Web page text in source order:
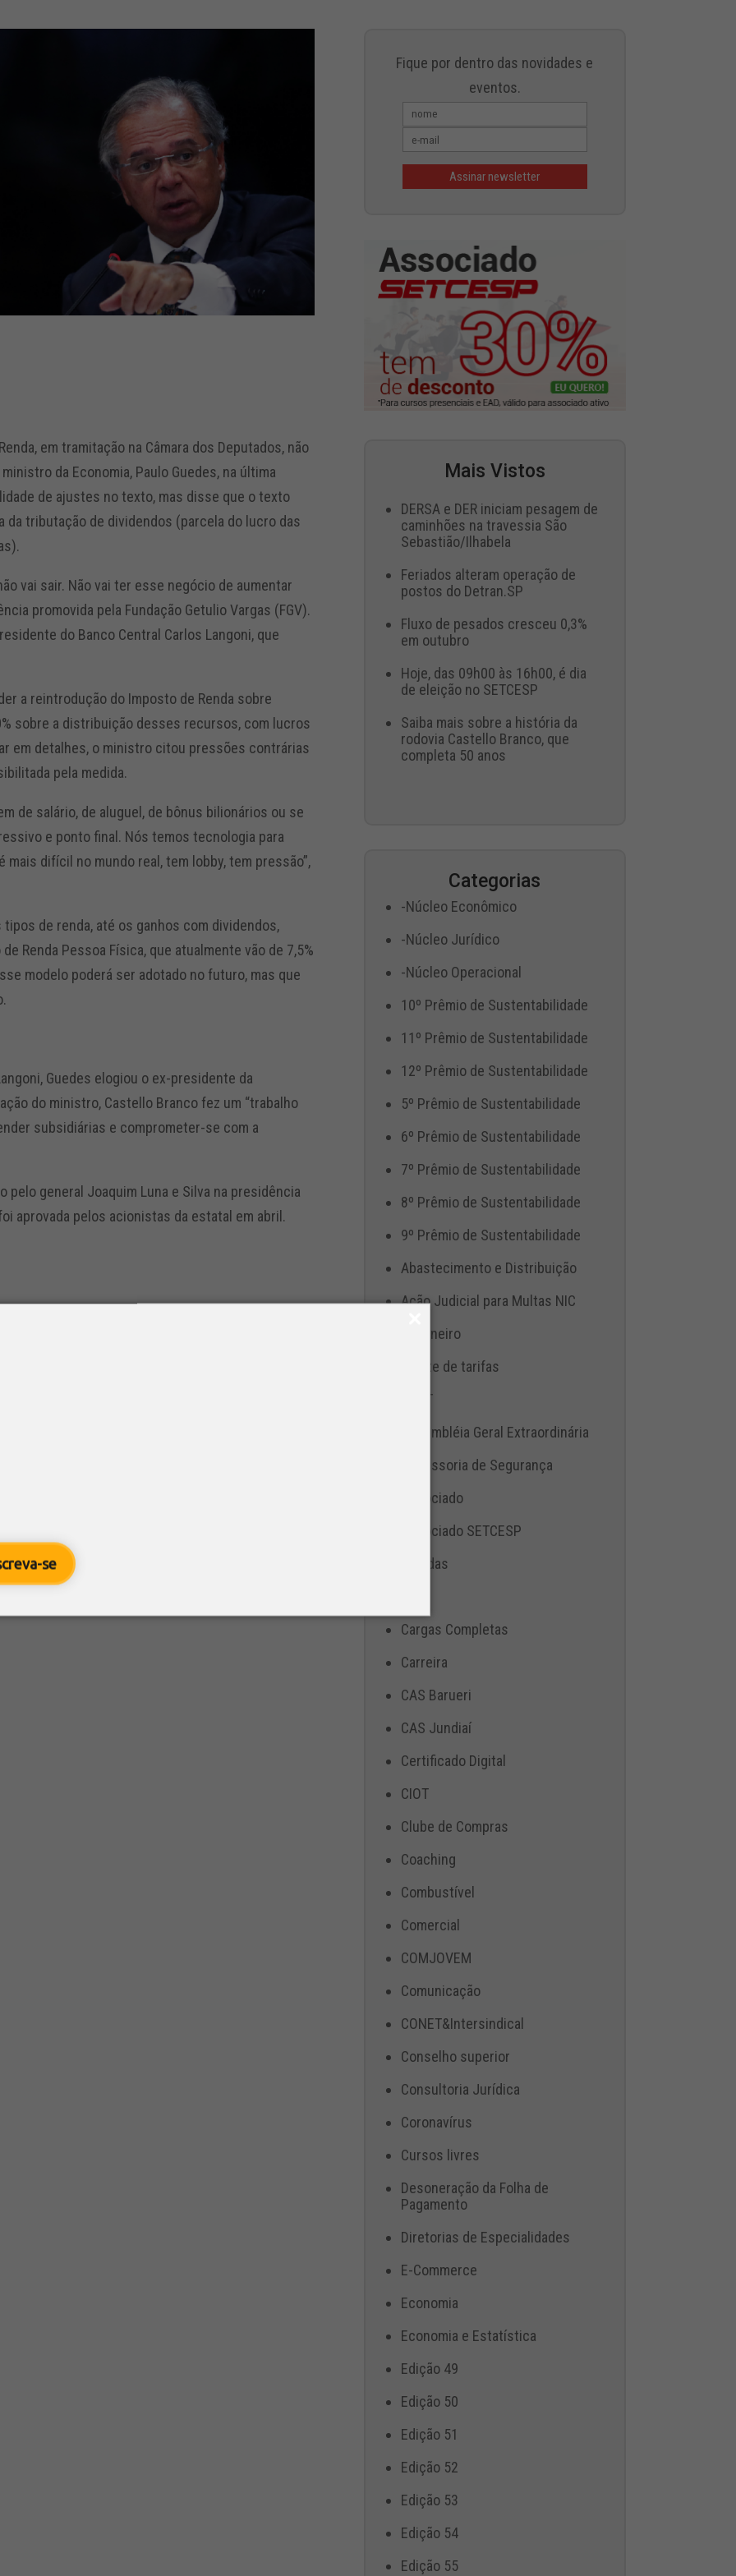
se
em tramitação na Câmara dos Deputados, não
da Economia, Paulo Guedes, na última
de ajustes no texto, mas disse que o texto
da tributação de dividendos (parcela do lucro das
vai sair. Não vai ter esse negócio de aumentar
promovida pela Fundação Getulio Vargas (FGV).
do Banco Central Carlos Langoni, que
a reintrodução do Imposto de Renda sobre
sobre a distribuição desses recursos, com lucros
em detalhes, o ministro citou pressões contrárias
pela medida.
de salário, de aluguel, de bônus bilionários ou se
e ponto final. Nós temos tecnologia para
difícil no mundo real, tem lobby, tem pressão”,
de renda, até os ganhos com dividendos,
Renda Pessoa Física, que atualmente vão de 7,5%
modelo poderá ser adotado no futuro, mas que
Guedes elogiou o ex-presidente da
do ministro, Castello Branco fez um “trabalho
subsidiárias e comprometer-se com a
general Joaquim Luna e Silva na presidência
aprovada pelos acionistas da estatal em abril.
Fique por dentro das novidades e
eventos.
Mais Vistos
DERSA e DER iniciam pesagem de
caminhões na travessia São
Sebastião/Ilhabela
Feriados alteram operação de
postos do Detran.SP
Fluxo de pesados cresceu 0,3%
em outubro
Hoje, das 09h00 às 16h00, é dia
de eleição no SETCESP
Saiba mais sobre a história da
rodovia Castello Branco, que
completa 50 anos
Categorias
-Núcleo Econômico
-Núcleo Jurídico
-Núcleo Operacional
10º Prêmio de Sustentabilidade
11º Prêmio de Sustentabilidade
12º Prêmio de Sustentabilidade
5º Prêmio de Sustentabilidade
6º Prêmio de Sustentabilidade
7º Prêmio de Sustentabilidade
8º Prêmio de Sustentabilidade
9º Prêmio de Sustentabilidade
Abastecimento e Distribuição
Ação Judicial para Multas NIC
Aduaneiro
Ajuste de tarifas
ANTT
Assembléia Geral Extraordinária
Assessoria de Segurança
Associado
Associado SETCESP
Bebidas
Cargas Completas
Carreira
CAS Barueri
CAS Jundiaí
Certificado Digital
CIOT
Clube de Compras
Coaching
Combustível
Comercial
COMJOVEM
Comunicação
CONET&Intersindical
Conselho superior
Consultoria Jurídica
Coronavírus
Cursos livres
Desoneração da Folha de
Pagamento
Diretorias de Especialidades
E-Commerce
Economia
Economia e Estatística
Edição 49
Edição 50
Edição 51
Edição 52
Edição 53
Edição 54
Edição 55